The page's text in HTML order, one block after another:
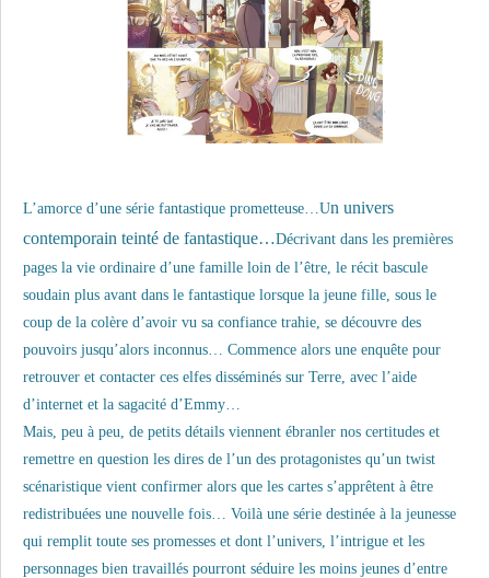
L’amorce d’une série fantastique prometteuse…Un univers
contemporain teinté de fantastique…Décrivant dans les premières
pages la vie ordinaire d’une famille loin de l’être, le récit bascule
soudain plus avant dans le fantastique lorsque la jeune fille, sous le
coup de la colère d’avoir vu sa confiance trahie, se découvre des
pouvoirs jusqu’alors inconnus… Commence alors une enquête pour
retrouver et contacter ces elfes disséminés sur Terre, avec l’aide
d’internet et la sagacité d’Emmy…
Mais, peu à peu, de petits détails viennent ébranler nos certitudes et
remettre en question les dires de l’un des protagonistes qu’un twist
scénaristique vient confirmer alors que les cartes s’apprêtent à être
redistribuées une nouvelle fois… Voilà une série destinée à la jeunesse
qui remplit toute ses promesses et dont l’univers, l’intrigue et les
personnages bien travaillés pourront séduire les moins jeunes d’entre